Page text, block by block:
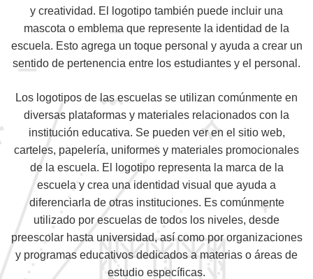
y creatividad. El logotipo también puede incluir una
mascota o emblema que represente la identidad de la
escuela. Esto agrega un toque personal y ayuda a crear un
sentido de pertenencia entre los estudiantes y el personal.
Los logotipos de las escuelas se utilizan comúnmente en
diversas plataformas y materiales relacionados con la
institución educativa. Se pueden ver en el sitio web,
carteles, papelería, uniformes y materiales promocionales
de la escuela. El logotipo representa la marca de la
escuela y crea una identidad visual que ayuda a
diferenciarla de otras instituciones. Es comúnmente
utilizado por escuelas de todos los niveles, desde
preescolar hasta universidad, así como por organizaciones
y programas educativos dedicados a materias o áreas de
estudio específicas.